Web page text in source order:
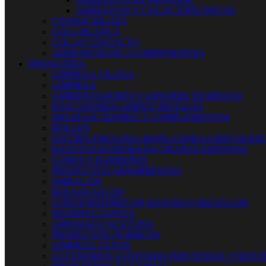
ADHESIVOS Y COLAS ESPECIFICOS
CYANOCRILATO
COLA BLANCA
COLAS CONTACTO
ADHESIVOS DE 2 COMPONENTES
DROGUERIA
LIMPIEZA VILEDA
LIMPIEZA
AMBIENTADORES Y ABSORBE HUMEDAD
RASCADORES-LIMPIACRISTALES
DESATASCADORES Y COMPLEMENTOS
ROLLOS
ESCOBA-FREGONA-MOPA-CEPILLO-
BAYETAS-ESTROPAJOS-TRAPOS-ESPONJAS
CUBOS Y BARREÑOS
PRODUCTOS ABSORBENTES
EMBALAJE
BOLSAS-SACOS
CONTENEDORES DE BASURA Y RECICLAJE
DESINFECTANTES
AMONIACO ACETONA
PRODUCTOS QUIMICOS
LIMPIEZA TEXTIL
ACCESORIOS SANITARIO INDUSTRIAL Y